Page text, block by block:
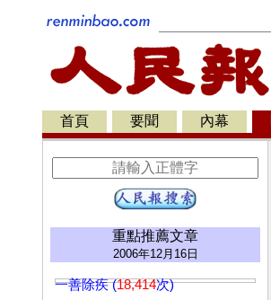
首頁 要聞 內幕
重點推薦文章
2006年12月16日
一善除疾 (18,414次)